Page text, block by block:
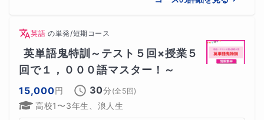
英語 の単発/短期コース
英単語鬼特訓～テスト５回×授業５
回で１，０００語マスター！～
15,000円 30分 (全 5回)
高校1〜3年生、浪人生